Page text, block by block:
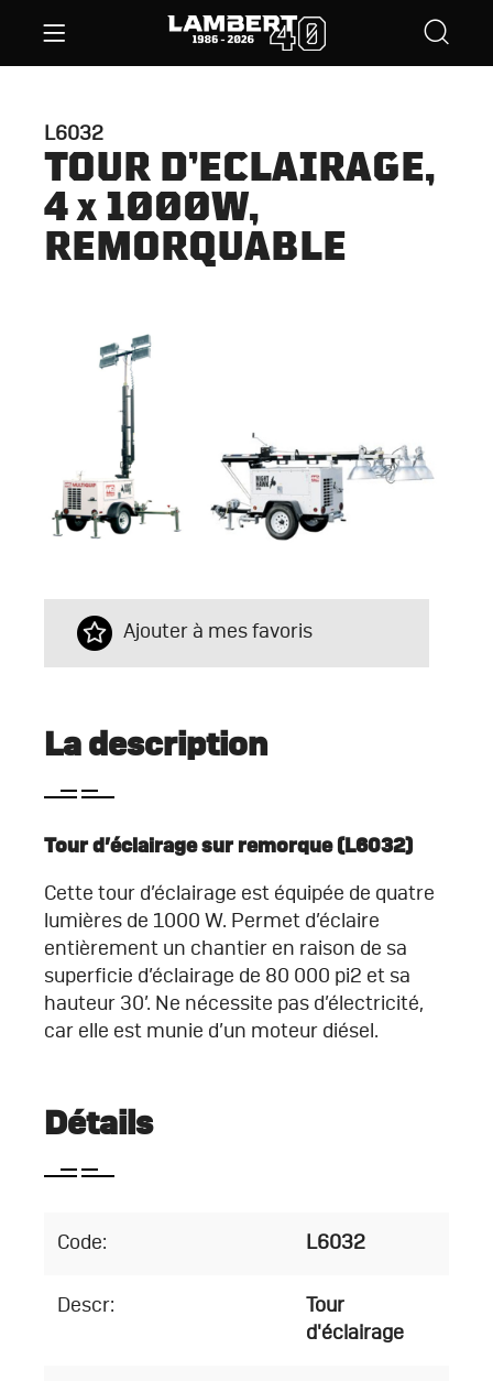
L6032
TOUR D’ECLAIRAGE,
4 x 1000W,
REMORQUABLE
Ajouter à mes favoris
La description
Tour d’éclairage sur remorque (L6032)
Cette tour d’éclairage est équipée de quatre
lumières de 1000 W. Permet d’éclaire
entièrement un chantier en raison de sa
superficie d’éclairage de 80 000 pi2 et sa
hauteur 30’. Ne nécessite pas d’électricité,
car elle est munie d’un moteur diésel.
Détails
Code: L6032
Descr:
Tour
d'éclairage